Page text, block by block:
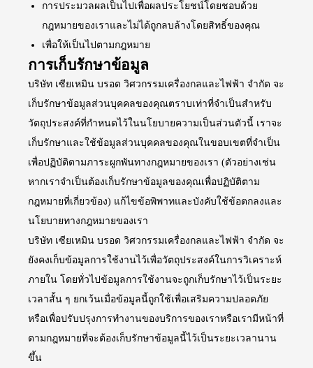
การประมวลผลเป็นไปเพื่อผลประโยชน์โดยชอบด้วย
กฎหมายของเราและไม่ได้ถูกลบล้างโดยสิทธิ์ของคุณ
เพื่อให้เป็นไปตามกฎหมาย
การเก็บรักษาข้อมูล
บริษัท เซียเหมิน บรอด วิศวกรรมเครื่องกลและไฟฟ้า จำกัด จะ
เก็บรักษาข้อมูลส่วนบุคคลของคุณตราบเท่าที่จำเป็นสำหรับ
วัตถุประสงค์ที่กำหนดไว้ในนโยบายความเป็นส่วนตัวนี้ เราจะ
เก็บรักษาและใช้ข้อมูลส่วนบุคคลของคุณในขอบเขตที่จำเป็น
เพื่อปฏิบัติตามภาระผูกพันทางกฎหมายของเรา (ตัวอย่างเช่น
หากเราจำเป็นต้องเก็บรักษาข้อมูลของคุณเพื่อปฏิบัติตาม
กฎหมายที่เกี่ยวข้อง) แก้ไขข้อพิพาทและบังคับใช้ข้อตกลงและ
นโยบายทางกฎหมายของเรา
บริษัท เซียเหมิน บรอด วิศวกรรมเครื่องกลและไฟฟ้า จำกัด จะ
ยังคงเก็บข้อมูลการใช้งานไว้เพื่อวัตถุประสงค์ในการวิเคราะห์
ภายใน โดยทั่วไปข้อมูลการใช้งานจะถูกเก็บรักษาไว้เป็นระยะ
เวลาสั้น ๆ ยกเว้นเมื่อข้อมูลนี้ถูกใช้เพื่อเสริมความปลอดภัย
หรือเพื่อปรับปรุงการทำงานของบริการของเราหรือเรามีหน้าที่
ตามกฎหมายที่จะต้องเก็บรักษาข้อมูลนี้ไว้เป็นระยะเวลานาน
ขึ้น